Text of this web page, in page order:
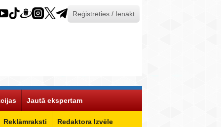
Reģistrēties / Ienākt
Reklāmraksti Redaktora Izvēle
Jautā ekspertam